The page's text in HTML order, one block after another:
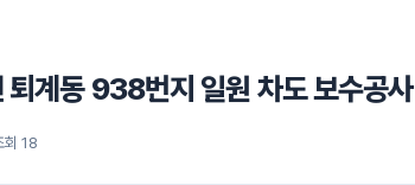
동 938번지 일원 차도 보수공사
18